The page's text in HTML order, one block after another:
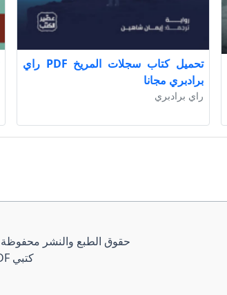
تحميل كتاب سجلات المريخ PDF راي
برادبري مجانا
راي برادبري
كتبي PDF